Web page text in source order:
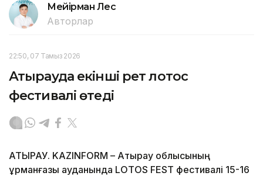
Мейірман Лес
Авторлар
22:50, 07 Тамыз 2026
Атырауда екінші рет лотос
фестивалі өтеді
АТЫРАУ. KAZINFORM – Атырау облысының
Құрманғазы ауданында LOTOS FEST фестивалі 15-16